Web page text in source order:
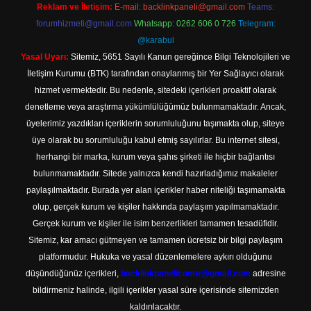
Reklam ve İletişim: E-mail: backlinkpaneli@gmail.com Teams:
forumhizmeti@gmail.com Whatsapp: 0262 606 0 726 Telegram:
@karabul
Yasal Uyarı: Sitemiz, 5651 Sayılı Kanun gereğince Bilgi Teknolojileri ve
İletişim Kurumu (BTK) tarafından onaylanmış bir Yer Sağlayıcı olarak
hizmet vermektedir. Bu nedenle, sitedeki içerikleri proaktif olarak
denetleme veya araştırma yükümlülüğümüz bulunmamaktadır. Ancak,
üyelerimiz yazdıkları içeriklerin sorumluluğunu taşımakta olup, siteye
üye olarak bu sorumluluğu kabul etmiş sayılırlar. Bu internet sitesi,
herhangi bir marka, kurum veya şahıs şirketi ile hiçbir bağlantısı
bulunmamaktadır. Sitede yalnızca kendi hazırladığımız makaleler
paylaşılmaktadır. Burada yer alan içerikler haber niteliği taşımamakta
olup, gerçek kurum ve kişiler hakkında paylaşım yapılmamaktadır.
Gerçek kurum ve kişiler ile isim benzerlikleri tamamen tesadüfidir.
Sitemiz, kar amacı gütmeyen ve tamamen ücretsiz bir bilgi paylaşım
platformudur. Hukuka ve yasal düzenlemelere aykırı olduğunu
düşündüğünüz içerikleri, backlinkpanelicomtr@gmail.com adresine
bildirmeniz halinde, ilgili içerikler yasal süre içerisinde sitemizden
kaldırılacaktır.